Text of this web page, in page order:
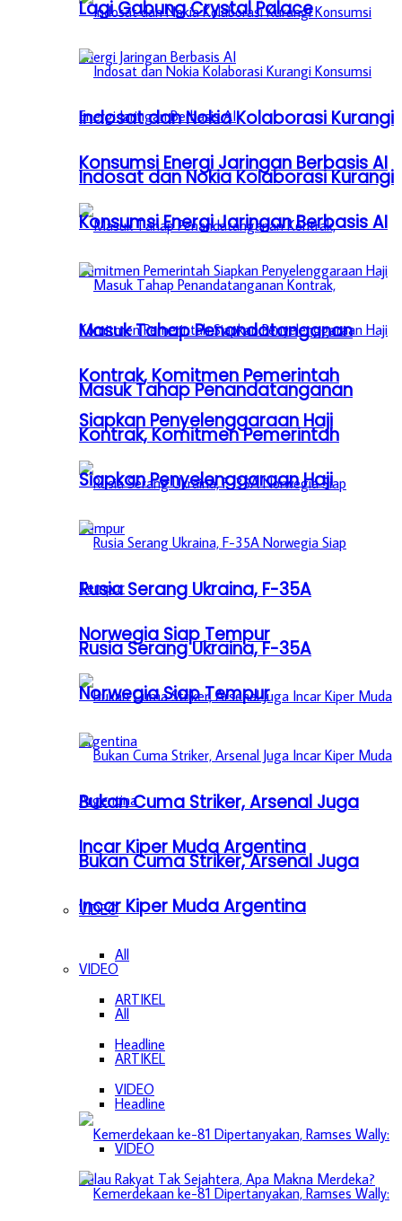
Indosat dan Nokia Kolaborasi Kurangi
Konsumsi Energi Jaringan Berbasis AI
Masuk Tahap Penandatanganan
Kontrak, Komitmen Pemerintah
Siapkan Penyelenggaraan Haji
Rusia Serang Ukraina, F-35A
Norwegia Siap Tempur
Bukan Cuma Striker, Arsenal Juga
Incar Kiper Muda Argentina
VIDEO
All
ARTIKEL
Headline
VIDEO
Lagi Gabung Crystal Palace
Indosat dan Nokia Kolaborasi Kurangi
Konsumsi Energi Jaringan Berbasis AI
Masuk Tahap Penandatanganan
Kontrak, Komitmen Pemerintah
Siapkan Penyelenggaraan Haji
Rusia Serang Ukraina, F-35A
Norwegia Siap Tempur
Bukan Cuma Striker, Arsenal Juga
Incar Kiper Muda Argentina
VIDEO
All
ARTIKEL
Headline
VIDEO